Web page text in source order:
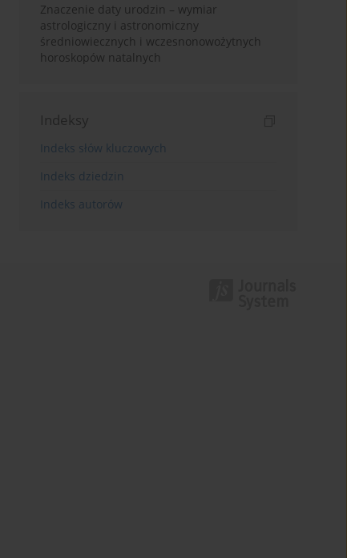
Znaczenie daty urodzin – wymiar
astrologiczny i astronomiczny
średniowiecznych i wczesnonowożytnych
horoskopów natalnych
Indeksy
Indeks słów kluczowych
Indeks dziedzin
Indeks autorów